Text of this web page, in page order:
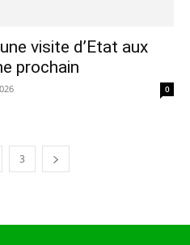
visite d’Etat aux
prochain
0
3